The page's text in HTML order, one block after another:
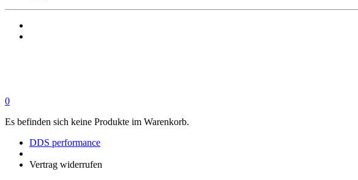
0
Es befinden sich keine Produkte im Warenkorb.
DDS performance
Vertrag widerrufen